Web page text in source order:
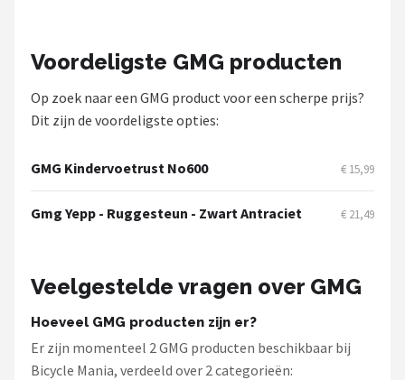
BBB Cycling
Schwalbe
Alle merken →
Voordeligste GMG producten
Op zoek naar een GMG product voor een scherpe prijs?
Dit zijn de voordeligste opties:
GMG Kindervoetrust No600 € 15,99
Gmg Yepp - Ruggesteun - Zwart Antraciet € 21,49
Veelgestelde vragen over GMG
Hoeveel GMG producten zijn er?
Er zijn momenteel 2 GMG producten beschikbaar bij
Bicycle Mania, verdeeld over 2 categorieën: